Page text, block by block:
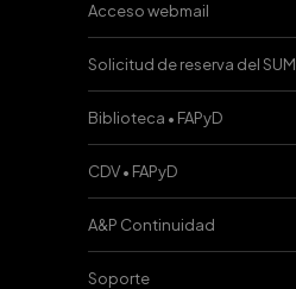
Acceso webmail
Solicitud de reserva del SUM
Biblioteca • FAPyD
CDV • FAPyD
A&P Continuidad
Soporte